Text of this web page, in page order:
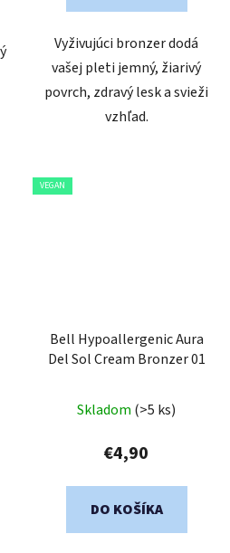
Vyživujúci bronzer dodá
vašej pleti jemný, žiarivý
povrch, zdravý lesk a svieži
vzhľad.
VEGAN
Bell Hypoallergenic Aura
Del Sol Cream Bronzer 01
Skladom (>5 ks)
€4,90
DO KOŠÍKA